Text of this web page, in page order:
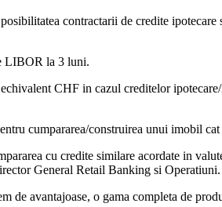
contractarii de credite
LIBOR la 3 luni.
CHF in cazul creditelor
cumpararea/construirea unui imobil
cu credite similare acordate in
General Retail Banking si Operatiuni.
avantajoase, o gama completa de